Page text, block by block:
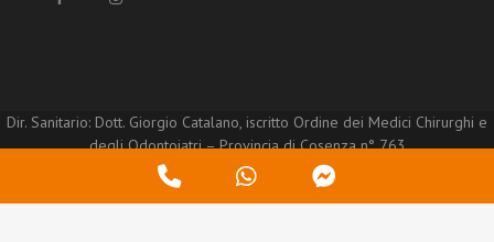
Dir. Sanitario: Dott. Giorgio Catalano, iscritto Ordine dei Medici Chirurghi e
degli Odontoiatri – Provincia di Cosenza n° 763
© Copyright – Smyroma S.r.l. – P.IVA/C.F. 11916521005 –
Cookie Policy
Phone
WhatsApp